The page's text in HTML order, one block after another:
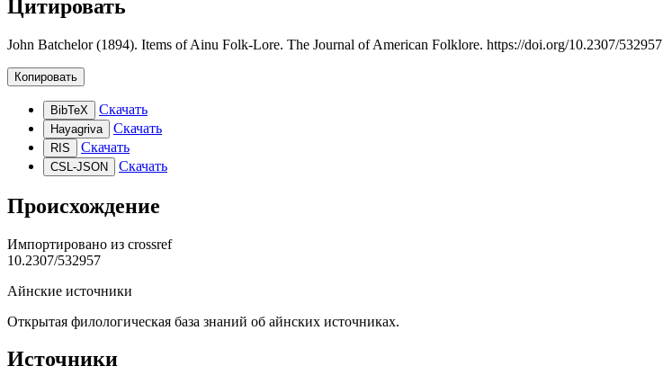
Цитировать
John Batchelor (1894). Items of Ainu Folk-Lore. The Journal of American Folklore. https://doi.org/10.2307/532957
Копировать
BibTeX Скачать
Hayagriva Скачать
RIS Скачать
CSL-JSON Скачать
Происхождение
Импортировано из crossref
10.2307/532957
Айнские источники
Открытая филологическая база знаний об айнских источниках.
Источники